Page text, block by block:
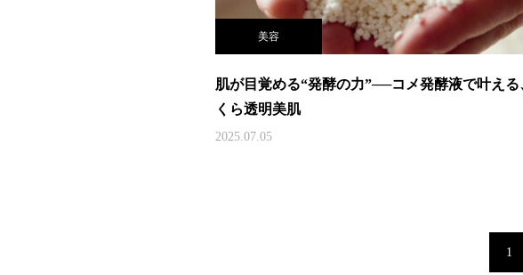
美容
肌が目覚める“発酵の力”──コメ発酵液で叶える
くら透明美肌
2025.07.05
1